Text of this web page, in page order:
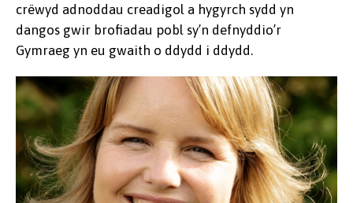
crëwyd adnoddau creadigol a hygyrch sydd yn
dangos gwir brofiadau pobl sy’n defnyddio’r
Gymraeg yn eu gwaith o ddydd i ddydd.